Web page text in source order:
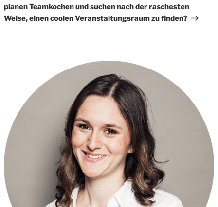
planen Teamkochen und suchen nach der raschesten
Weise, einen coolen Veranstaltungsraum zu finden?